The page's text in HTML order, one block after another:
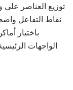
توزيع العناصر
نقاط التفاعل
باختيار
الواجهات